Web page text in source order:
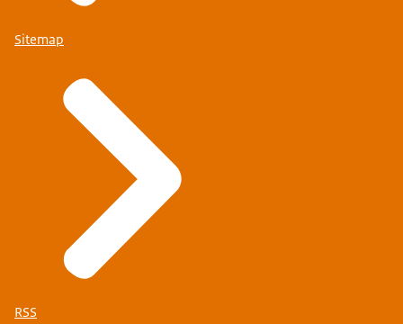
Sitemap
RSS